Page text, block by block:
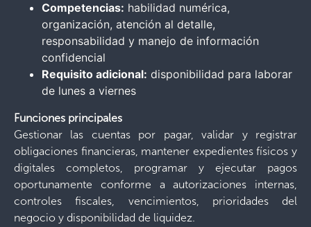
Competencias: habilidad numérica,
organización, atención al detalle,
responsabilidad y manejo de información
confidencial
Requisito adicional: disponibilidad para laborar
de lunes a viernes
Funciones principales
Gestionar las cuentas por pagar, validar y registrar
obligaciones financieras, mantener expedientes físicos y
digitales completos, programar y ejecutar pagos
oportunamente conforme a autorizaciones internas,
controles fiscales, vencimientos, prioridades del
negocio y disponibilidad de liquidez.